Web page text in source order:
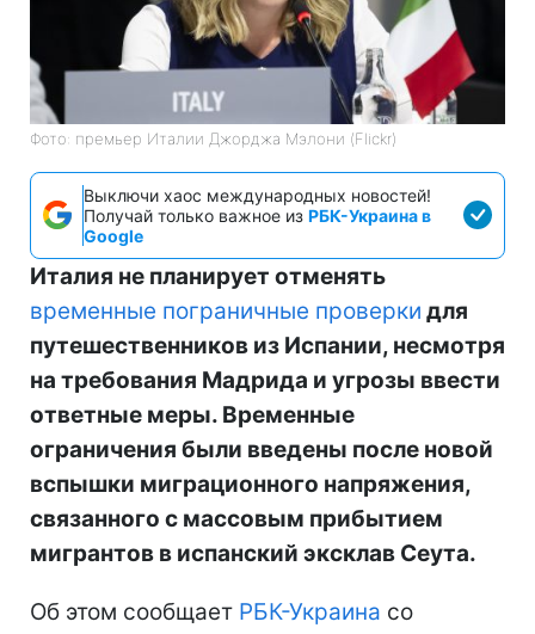
Фото: премьер Италии Джорджа Мэлони (Flickr)
Выключи хаос международных новостей!
Получай только важное из РБК-Украина в
Google
Италия не планирует отменять
временные пограничные проверки для
путешественников из Испании, несмотря
на требования Мадрида и угрозы ввести
ответные меры. Временные
ограничения были введены после новой
вспышки миграционного напряжения,
связанного с массовым прибытием
мигрантов в испанский эксклав Сеута.
Об этом сообщает РБК-Украина со